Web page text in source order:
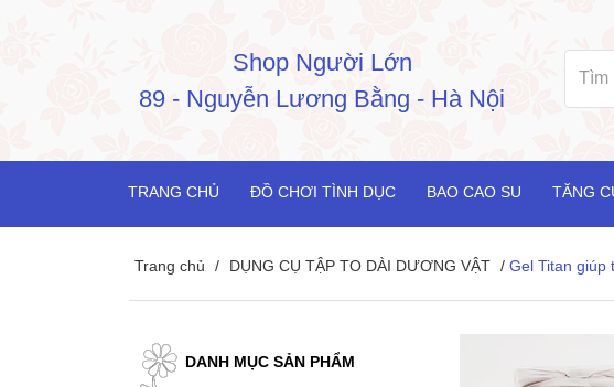
Shop Người Lớn
89 - Nguyễn Lương Bằng - Hà Nội
TRANG CHỦ ĐỒ CHƠI TÌNH DỤC BAO CAO SU TĂNG
Trang chủ / DỤNG CỤ TẬP TO DÀI DƯƠNG VẬT / Gel Titan giúp
DANH MỤC SẢN PHẨM